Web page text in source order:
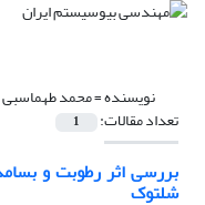
نویسنده =محمد طهماسبی
تعداد مقالات: 1
بررسی اثر رطوبت و
شلتوک